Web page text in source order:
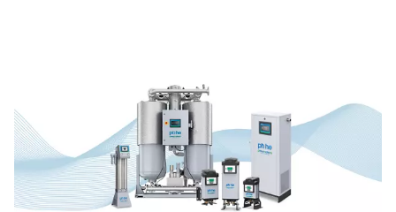
Paineilmankuivainten
tietokeskus
Haluatko lisätietoja erityyppisistä
paineilmakompressorikuivaimista? Tutustu